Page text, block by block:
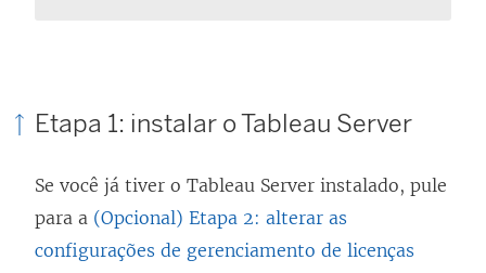
Etapa 1: instalar o Tableau Server
Se você já tiver o Tableau Server instalado, pule
para a (Opcional) Etapa 2: alterar as
configurações de gerenciamento de licenças